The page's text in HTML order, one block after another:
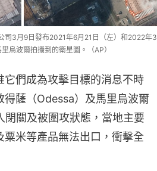
司3月9日發布2021年6月21日（左）和2022年3
烏波爾拍攝到的衛星圖。（AP）
它們成為攻擊目標的消息不時
得薩（Odessa）及馬里烏波爾
閉關及被圍攻狀態，當地主要
米等產品無法出口，衝擊全